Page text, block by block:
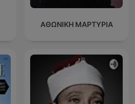
ΑΘΩΝΙΚΗ ΜΑΡΤΥΡΙΑ